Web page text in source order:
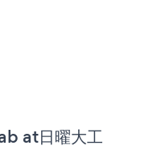
at日曜大工